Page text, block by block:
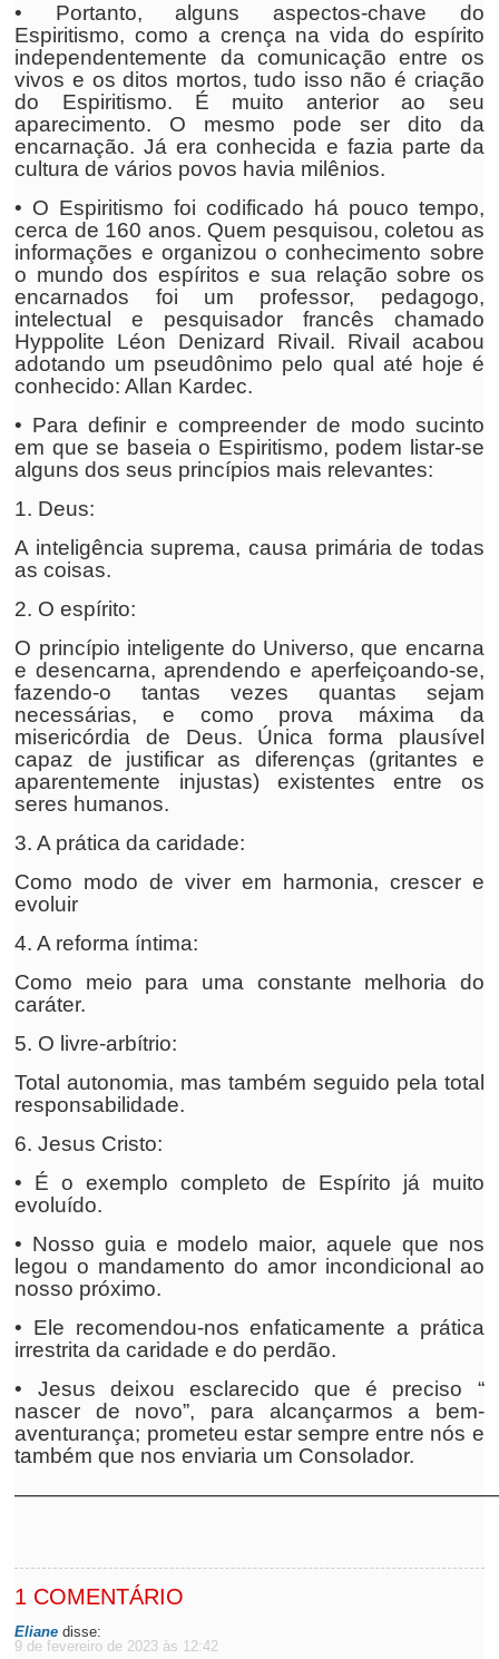
• Portanto, alguns aspectos-chave do
Espiritismo, como a crença na vida do espírito
independentemente da comunicação entre os
vivos e os ditos mortos, tudo isso não é criação
do Espiritismo. É muito anterior ao seu
aparecimento. O mesmo pode ser dito da
encarnação. Já era conhecida e fazia parte da
cultura de vários povos havia milênios.
• O Espiritismo foi codificado há pouco tempo,
cerca de 160 anos. Quem pesquisou, coletou as
informações e organizou o conhecimento sobre
o mundo dos espíritos e sua relação sobre os
encarnados foi um professor, pedagogo,
intelectual e pesquisador francês chamado
Hyppolite Léon Denizard Rivail. Rivail acabou
adotando um pseudônimo pelo qual até hoje é
conhecido: Allan Kardec.
• Para definir e compreender de modo sucinto
em que se baseia o Espiritismo, podem listar-se
alguns dos seus princípios mais relevantes:
1. Deus:
A inteligência suprema, causa primária de todas
as coisas.
2. O espírito:
O princípio inteligente do Universo, que encarna
e desencarna, aprendendo e aperfeiçoando-se,
fazendo-o tantas vezes quantas sejam
necessárias, e como prova máxima da
misericórdia de Deus. Única forma plausível
capaz de justificar as diferenças (gritantes e
aparentemente injustas) existentes entre os
seres humanos.
3. A prática da caridade:
Como modo de viver em harmonia, crescer e
evoluir
4. A reforma íntima:
Como meio para uma constante melhoria do
caráter.
5. O livre-arbítrio:
Total autonomia, mas também seguido pela total
responsabilidade.
6. Jesus Cristo:
• É o exemplo completo de Espírito já muito
evoluído.
• Nosso guia e modelo maior, aquele que nos
legou o mandamento do amor incondicional ao
nosso próximo.
• Ele recomendou-nos enfaticamente a prática
irrestrita da caridade e do perdão.
• Jesus deixou esclarecido que é preciso “
nascer de novo”, para alcançarmos a bem-
aventurança; prometeu estar sempre entre nós e
também que nos enviaria um Consolador.
1 COMENTÁRIO
Eliane disse:
9 de fevereiro de 2023 às 12:42